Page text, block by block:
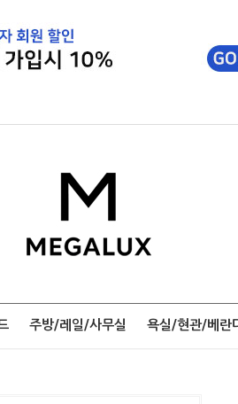
주방/레일/사무실 욕실/현관/베란